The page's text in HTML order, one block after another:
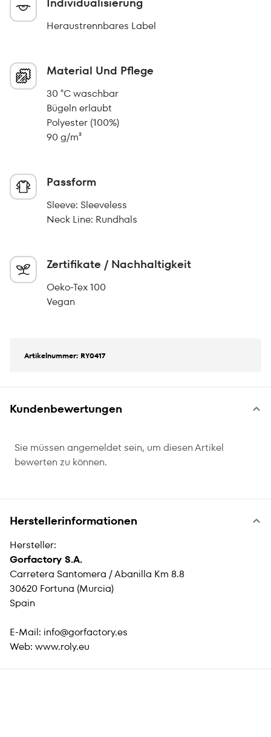
Heraustrennbares Label
Material Und Pflege
30 °C waschbar
Bügeln erlaubt
Polyester (100%)
90 g/m²
Passform
Sleeve: Sleeveless
Neck Line: Rundhals
Zertifikate / Nachhaltigkeit
Oeko-Tex 100
Vegan
Artikelnummer: RY0417
Kundenbewertungen
Sie müssen angemeldet sein, um diesen Artikel
bewerten zu können.
Herstellerinformationen
Hersteller:
Gorfactory S.A.
Carretera Santomera / Abanilla Km 8.8
30620 Fortuna (Murcia)
Spain
E-Mail: info@gorfactory.es
Web: www.roly.eu